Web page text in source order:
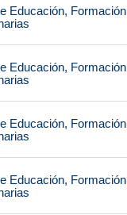
Educación, Formación
Educación, Formación
Educación, Formación
Educación, Formación